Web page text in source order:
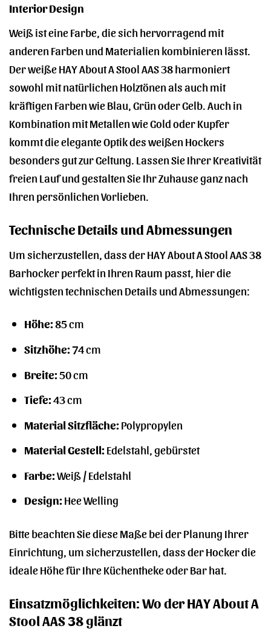
Interior Design
Weiß ist eine Farbe, die sich hervorragend mit
anderen Farben und Materialien kombinieren lässt.
Der weiße HAY About A Stool AAS 38 harmoniert
sowohl mit natürlichen Holztönen als auch mit
kräftigen Farben wie Blau, Grün oder Gelb. Auch in
Kombination mit Metallen wie Gold oder Kupfer
kommt die elegante Optik des weißen Hockers
besonders gut zur Geltung. Lassen Sie Ihrer Kreativität
freien Lauf und gestalten Sie Ihr Zuhause ganz nach
Ihren persönlichen Vorlieben.
Technische Details und Abmessungen
Um sicherzustellen, dass der HAY About A Stool AAS 38
Barhocker perfekt in Ihren Raum passt, hier die
wichtigsten technischen Details und Abmessungen:
Höhe:85 cm
Sitzhöhe:74 cm
Breite:50 cm
Tiefe:43 cm
Material Sitzfläche:Polypropylen
Material Gestell:Edelstahl, gebürstet
Farbe:Weiß / Edelstahl
Design:Hee Welling
Bitte beachten Sie diese Maße bei der Planung Ihrer
Einrichtung, um sicherzustellen, dass der Hocker die
ideale Höhe für Ihre Küchentheke oder Bar hat.
Einsatzmöglichkeiten: Wo der HAY About A
Stool AAS 38 glänzt